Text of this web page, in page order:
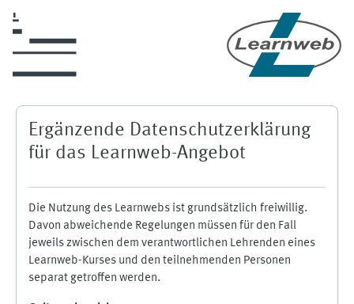
Ergänzende Datenschutzerklärung
für das Learnweb-Angebot
Die Nutzung des Learnwebs ist grundsätzlich freiwillig.
Davon abweichende Regelungen müssen für den Fall
jeweils zwischen dem verantwortlichen Lehrenden eines
Learnweb-Kurses und den teilnehmenden Personen
separat getroffen werden.